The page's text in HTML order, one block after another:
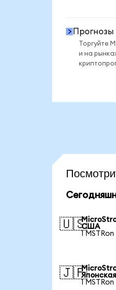
Прогнозы
Торгуйте
и на
🇺🇸США
1
🇯🇵
1